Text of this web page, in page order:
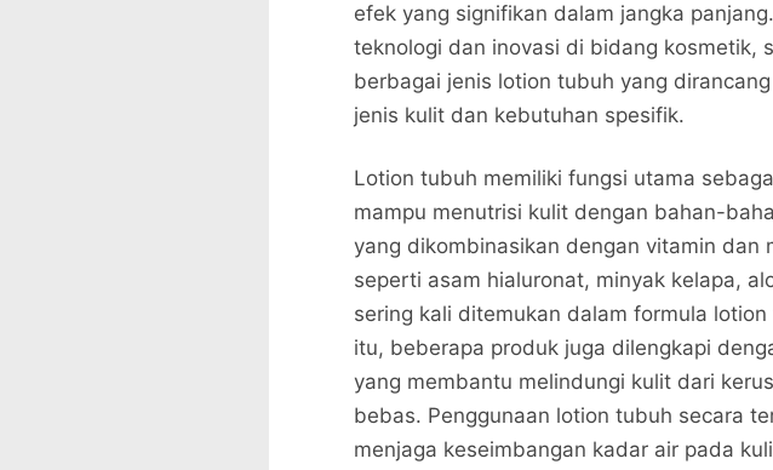
efek yang signifikan dalam jangka
teknologi dan inovasi di bidang kosmetik,
berbagai jenis lotion tubuh yang
jenis kulit dan kebutuhan spesifik.
Lotion tubuh memiliki fungsi utama
mampu menutrisi kulit dengan bahan-
yang dikombinasikan dengan vitamin dan
seperti asam hialuronat, minyak kelapa,
sering kali ditemukan dalam formula
itu, beberapa produk juga dilengkapi
yang membantu melindungi kulit dari
bebas. Penggunaan lotion tubuh secara
menjaga keseimbangan kadar air pada